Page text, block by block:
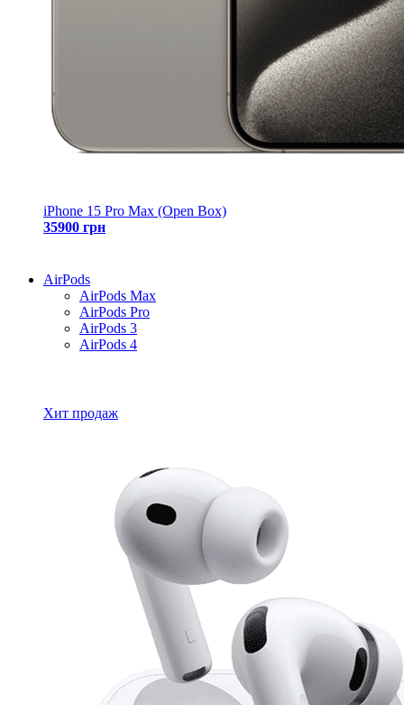
iPhone 15 Pro Max (Open Box)
35900 грн
AirPods
AirPods Max
AirPods Pro
AirPods 3
AirPods 4
Хит продаж